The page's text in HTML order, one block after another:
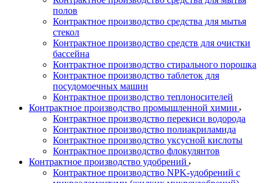
полов
Контрактное производство средства для мытья
стекол
Контрактное производство средств для очистки
бассейна
Контрактное производство стирального порошка
Контрактное производство таблеток для
посудомоечных машин
Контрактное производство теплоносителей
Контрактное производство промышленной химии
Контрактное производство перекиси водорода
Контрактное производство полиакриламида
Контрактное производство уксусной кислоты
Контрактное производство флокулянтов
Контрактное производство удобрений
Контрактное производство NPK-удобрений с